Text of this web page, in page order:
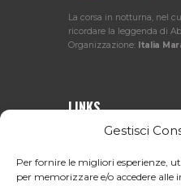
Gestisci
Per fornire le migliori esperienze,
per memorizzare e/o accedere alle
La corsa in notturna, nel
ricordare la leggenda di
Organizzazione: Italia
LINKS
Percorso
Classifiche